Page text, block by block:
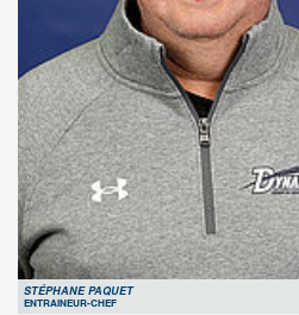
STÉPHANE PAQUET
ENTRAINEUR-CHEF